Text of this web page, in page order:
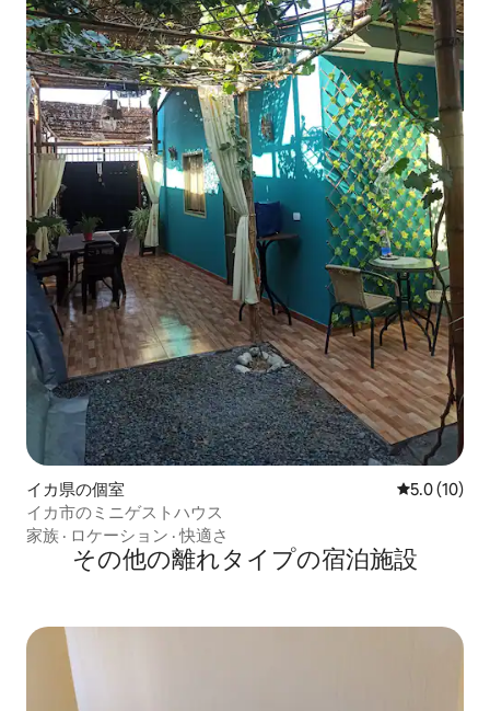
イカ県の個室 レビュー10
5.0 (10)
イカ市のミニゲストハウス
家族 · ロケーション ·快適さ
その他の離れタイプの宿泊施設